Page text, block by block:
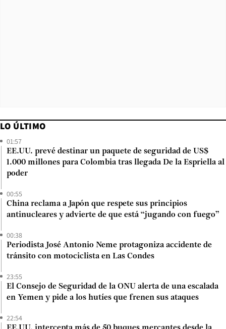
LO ÚLTIMO
01:57
EE.UU. prevé destinar un paquete de seguridad de US$
1.000 millones para Colombia tras llegada De la Espriella al
poder
00:55
China reclama a Japón que respete sus principios
antinucleares y advierte de que está “jugando con fuego”
00:38
Periodista José Antonio Neme protagoniza accidente de
tránsito con motociclista en Las Condes
23:55
El Consejo de Seguridad de la ONU alerta de una escalada
en Yemen y pide a los hutíes que frenen sus ataques
22:54